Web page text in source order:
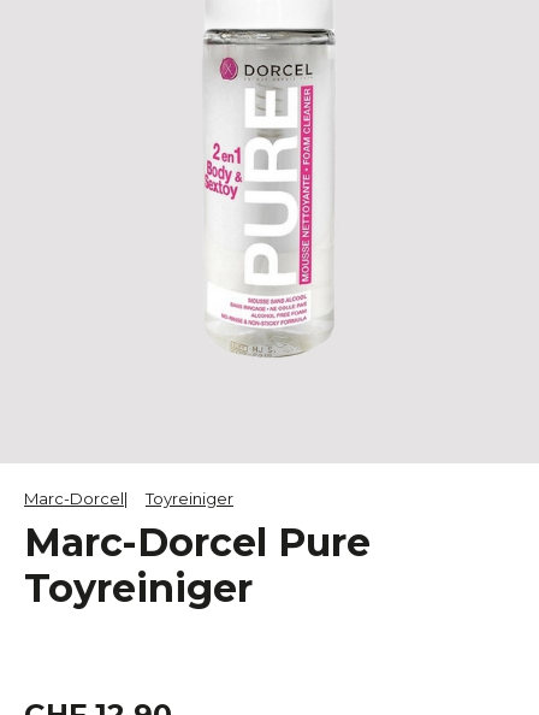
Marc-Dorcel Toyreiniger
Marc-Dorcel Pure
Toyreiniger